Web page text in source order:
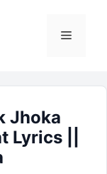
Menu
Jhoka
Lyrics ||